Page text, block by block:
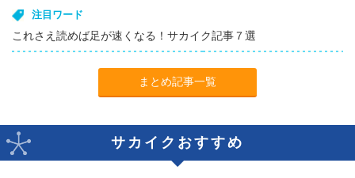
注目ワード
これさえ読めば足が速くなる！サカイク記事７選
まとめ記事一覧
サカイクおすすめ